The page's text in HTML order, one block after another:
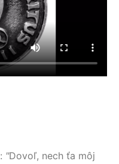
: "Dovoľ, nech ťa môj